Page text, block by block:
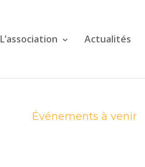
L’association Actualités
Événements à venir